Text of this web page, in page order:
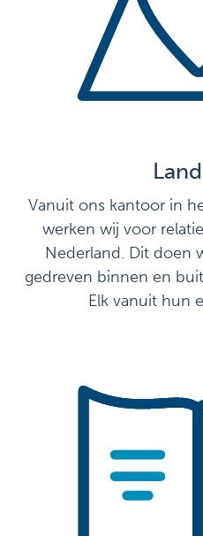
Vanuit ons kantoor in
werken wij voor
Nederland. Dit doen
gedreven binnen en
Elk vanuit hun